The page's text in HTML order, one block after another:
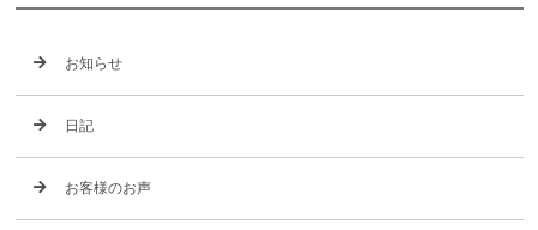
お知らせ
日記
お客様のお声